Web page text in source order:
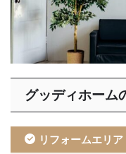
グッディホーム
リフォームエリア